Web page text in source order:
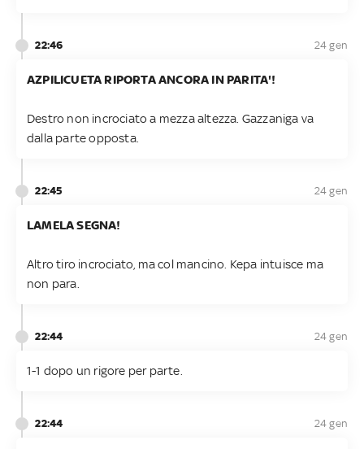
22:46 24 gen
AZPILICUETA RIPORTA ANCORA IN PARITA'!
Destro non incrociato a mezza altezza. Gazzaniga va
dalla parte opposta.
22:45 24 gen
LAMELA SEGNA!
Altro tiro incrociato, ma col mancino. Kepa intuisce ma
non para.
22:44 24 gen
1-1 dopo un rigore per parte.
22:44 24 gen